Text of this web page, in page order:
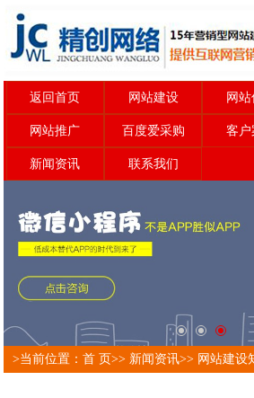
返回首页 网站建设 网
网站推广 百度爱采购 客户
新闻资讯 联系我们
>当前位置：首 页>> 新闻资讯>> 网站建设